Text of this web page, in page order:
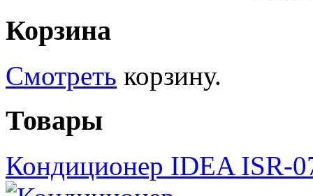
Корзина
Смотреть корзину.
Товары
Кондиционер IDEA ISR-